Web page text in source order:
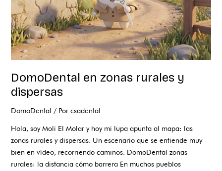
DomoDental en zonas rurales y
dispersas
DomoDental / Porcsadental
Hola, soy Moli El Molar y hoy mi lupa apunta al mapa: las
zonas rurales y dispersas. Un escenario que se entiende muy
bien en vídeo, recorriendo caminos. DomoDental zonas
rurales: la distancia cómo barrera En muchos pueblos